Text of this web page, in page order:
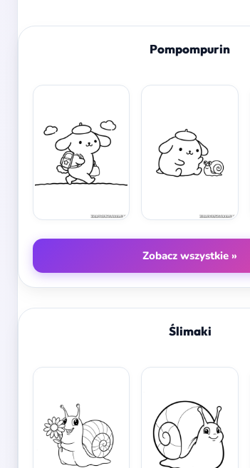
Pompompurin
Zobacz wszystkie »
Ślimaki